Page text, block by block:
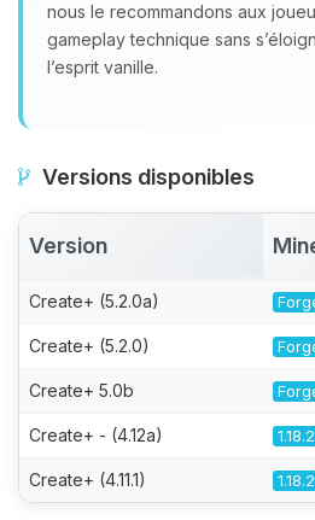
nous le recommandons aux
gameplay technique sans
l’esprit vanille.
Versions disponibles
Version
Create+ (5.2.0a)
Create+ (5.2.0)
Create+ 5.0b
Create+ - (4.12a) 1.18.2
Create+ (4.11.1) 1.18.2